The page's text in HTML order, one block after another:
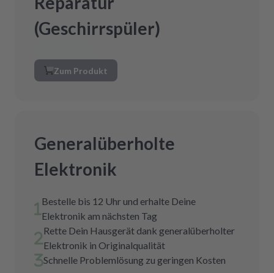
(Geschirrspüler)
Zum Produkt
Generalüberholte
Elektronik
Bestelle bis 12 Uhr und erhalte Deine
Elektronik am nächsten Tag
Rette Dein Hausgerät dank generalüberholter
Elektronik in Originalqualität
Schnelle Problemlösung zu geringen Kosten